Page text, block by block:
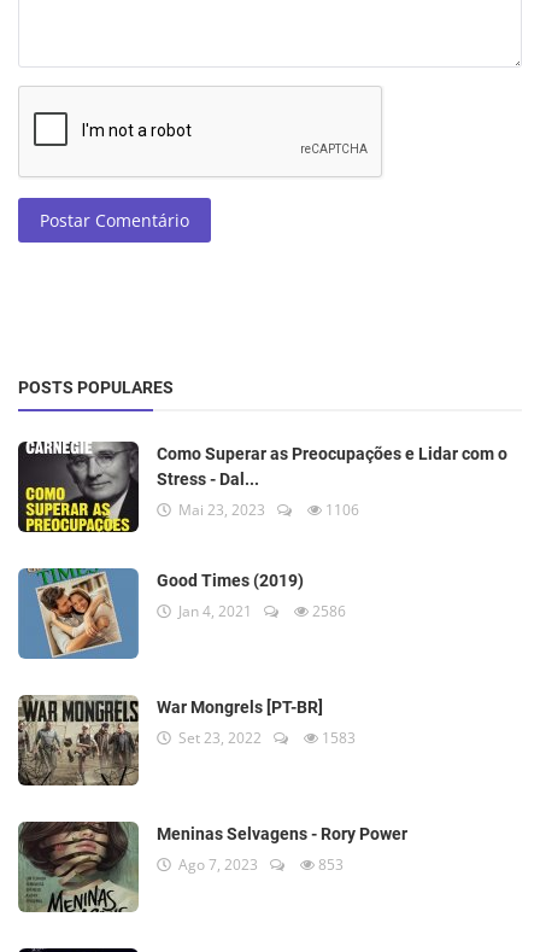
Postar Comentário
POSTS POPULARES
Como Superar as Preocupações e Lidar com o
Stress - Dal...
Mai 23, 2023 1106
Good Times (2019)
Jan 4, 2021 2586
War Mongrels [PT-BR]
Set 23, 2022 1583
Meninas Selvagens - Rory Power
Ago 7, 2023 853